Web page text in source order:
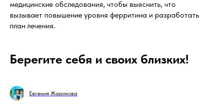
медицинские обследования, чтобы выяснить, что
вызывает повышение уровня ферритина и разработать
план лечения.
Берегите себя и своих близких!
Евгения Жарикова